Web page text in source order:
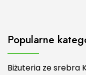
Popularne
Biżuteria ze srebra